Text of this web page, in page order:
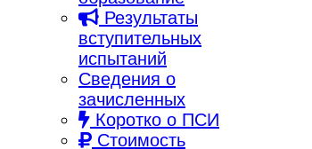
Результаты
вступительных
испытаний
Сведения о
зачисленных
Коротко о ПСИ
Стоимость